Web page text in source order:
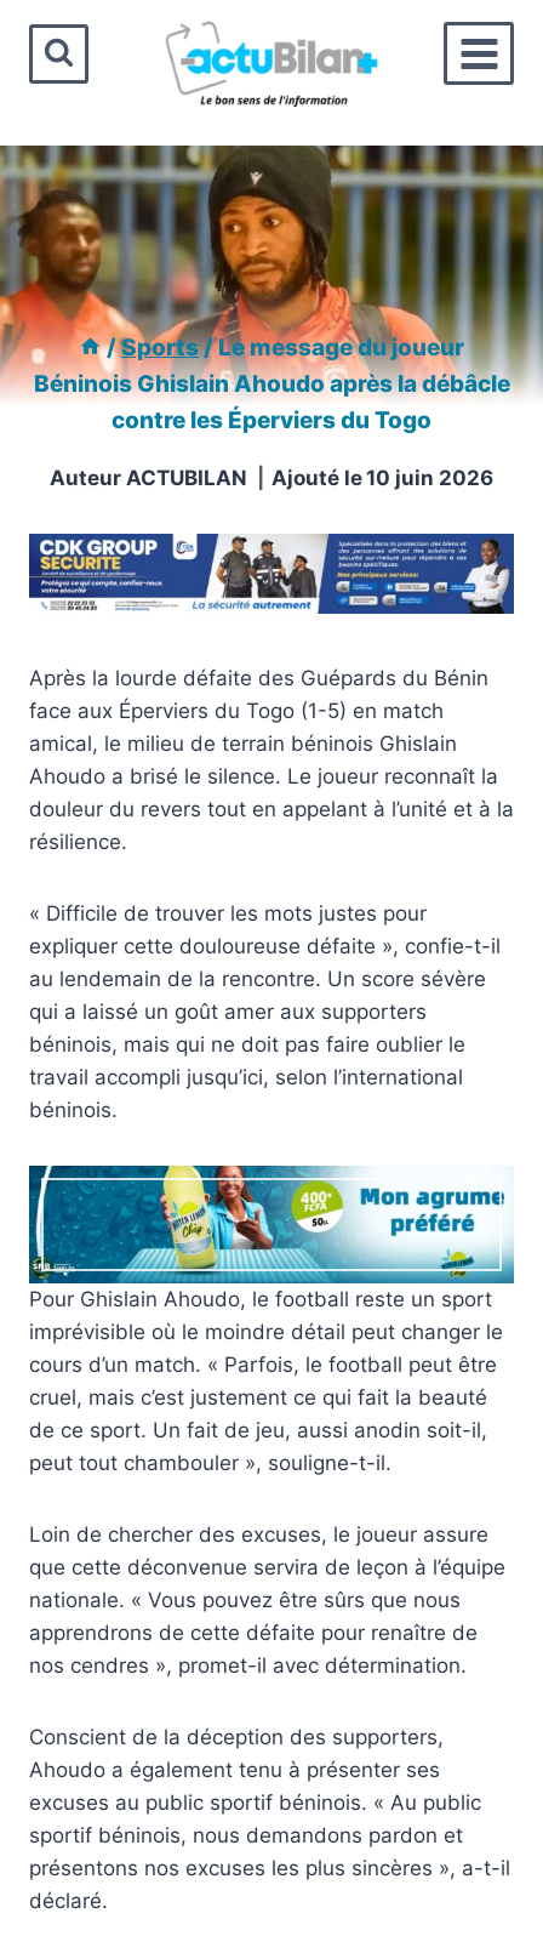
contenu
/Sports/Le message du joueur
Béninois Ghislain Ahoudo après la débâcle
contre les Éperviers du Togo
Auteur ACTUBILAN Ajouté le10 juin 2026
Après la lourde défaite des Guépards du Bénin
face aux Éperviers du Togo (1-5) en match
amical, le milieu de terrain béninois Ghislain
Ahoudo a brisé le silence. Le joueur reconnaît la
douleur du revers tout en appelant à l’unité et à la
résilience.
« Difficile de trouver les mots justes pour
expliquer cette douloureuse défaite », confie-t-il
au lendemain de la rencontre. Un score sévère
qui a laissé un goût amer aux supporters
béninois, mais qui ne doit pas faire oublier le
travail accompli jusqu’ici, selon l’international
béninois.
Pour Ghislain Ahoudo, le football reste un sport
imprévisible où le moindre détail peut changer le
cours d’un match. « Parfois, le football peut être
cruel, mais c’est justement ce qui fait la beauté
de ce sport. Un fait de jeu, aussi anodin soit-il,
peut tout chambouler », souligne-t-il.
Loin de chercher des excuses, le joueur assure
que cette déconvenue servira de leçon à l’équipe
nationale. « Vous pouvez être sûrs que nous
apprendrons de cette défaite pour renaître de
nos cendres », promet-il avec détermination.
Conscient de la déception des supporters,
Ahoudo a également tenu à présenter ses
excuses au public sportif béninois. « Au public
sportif béninois, nous demandons pardon et
présentons nos excuses les plus sincères », a-t-il
déclaré.